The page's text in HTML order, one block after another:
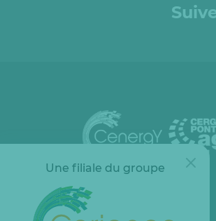
Une filiale du groupe